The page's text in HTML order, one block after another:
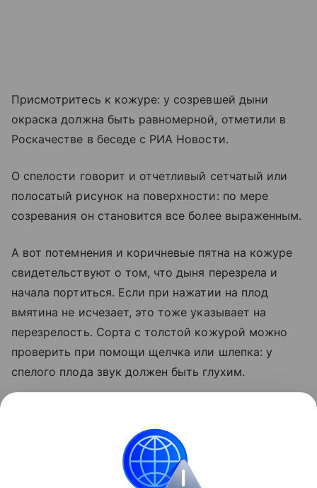
Присмотритесь к кожуре: у созревшей дыни
окраска должна быть равномерной, отметили в
Роскачестве в беседе с РИА Новости.
О спелости говорит и отчетливый сетчатый или
полосатый рисунок на поверхности: по мере
созревания он становится все более выраженным.
А вот потемнения и коричневые пятна на кожуре
свидетельствуют о том, что дыня перезрела и
начала портиться. Если при нажатии на плод
вмятина не исчезает, это тоже указывает на
перезрелость. Сорта с толстой кожурой можно
проверить при помощи щелчка или шлепка: у
спелого плода звук должен быть глухим.
заметные "винные" нотки в запахе дыни.
Если же вы обнаружили зеленые пятна на дыне, то